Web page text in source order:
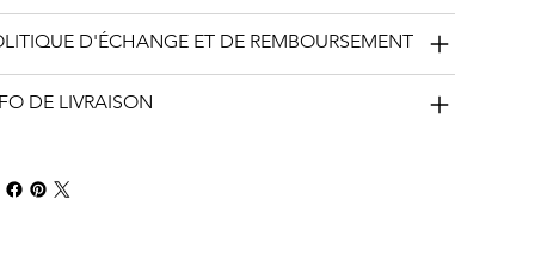
D'ÉCHANGE ET DE REMBOURSEMENT
DE LIVRAISON